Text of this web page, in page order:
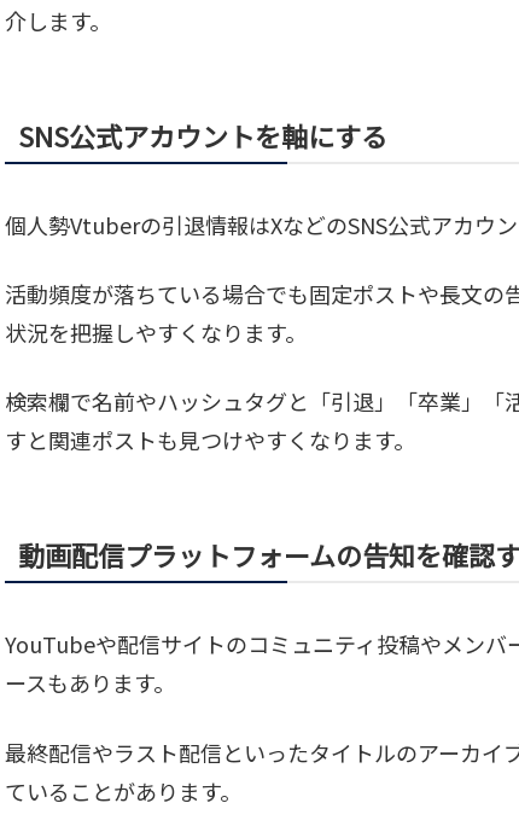
介します。
SNS公式アカウントを軸にする
個人勢Vtuberの引退情報はXなどのSNS公式アカウ
活動頻度が落ちている場合でも固定ポストや長文
状況を把握しやすくなります。
検索欄で名前やハッシュタグと「引退」「卒業」
すと関連ポストも見つけやすくなります。
動画配信プラットフォームの告知を確認
YouTubeや配信サイトのコミュニティ投稿やメン
ースもあります。
最終配信やラスト配信といったタイトルのアーカ
ていることがあります。